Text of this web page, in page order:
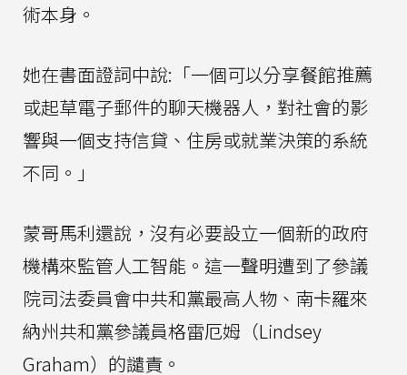
術本身。
她在書面證詞中說:「一個可以分享餐館推薦
或起草電子郵件的聊天機器人，對社會的影
響與一個支持信貸、住房或就業決策的系統
不同。」
蒙哥馬利還說，沒有必要設立一個新的政府
機構來監管人工智能。這一聲明遭到了參議
院司法委員會中共和黨最高人物、南卡羅來
納州共和黨參議員格雷厄姆（Lindsey
Graham）的譴責。